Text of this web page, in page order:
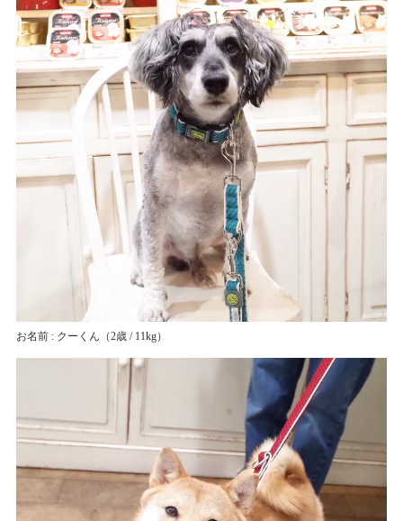
お名前 : クーくん （2歳 / 11kg）